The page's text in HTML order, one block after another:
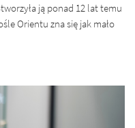
ją ponad 12 lat temu
Orientu zna się jak mało